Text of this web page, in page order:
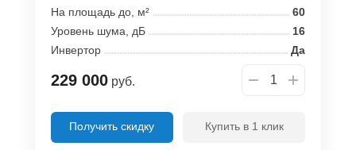
На площадь до, м²
60
Уровень шума, дБ
16
Инвертор
Да
229 000 руб.
Получить скидку Купить в 1 клик